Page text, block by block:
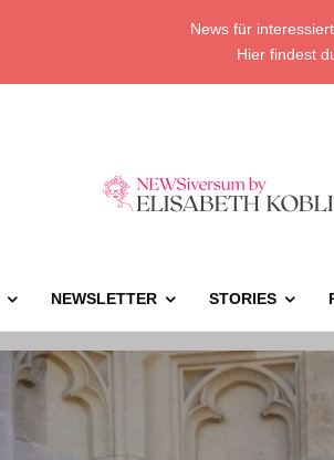
News für
Hier findest
NEWSLETTER STORIES